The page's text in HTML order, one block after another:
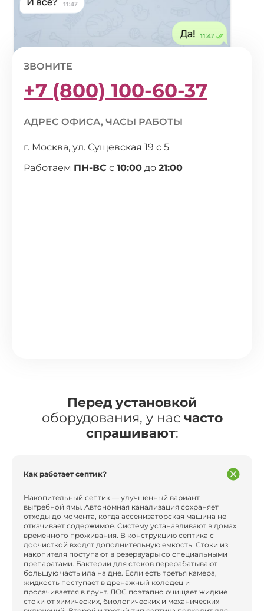
ЗВОНИТЕ
+7 (800) 100-60-37
АДРЕС ОФИСА, ЧАСЫ РАБОТЫ
г. Москва, ул. Сущевская 19 с 5
Работаем ПН-ВС с 10:00 до 21:00
Перед установкой
оборудования, у нас часто
спрашивают:
Как работает септик?
Накопительный септик — улучшенный вариант
выгребной ямы. Автономная канализация сохраняет
отходы до момента, когда ассенизаторская машина не
откачивает содержимое. Систему устанавливают в домах
временного проживания. В конструкцию септика с
доочисткой входят дополнительную емкость. Стоки из
накопителя поступают в резервуары со специальными
препаратами. Бактерии для стоков перерабатывают
большую часть ила на дне. Если есть третья камера,
жидкость поступает в дренажный колодец и
просачивается в грунт. ЛОС поэтапно очищает жидкие
стоки от химических, биологических и механических